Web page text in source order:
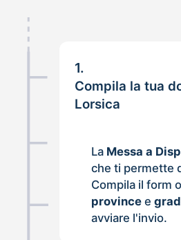
1.
Compila la tua
Lorsica
La Messa a
che ti permette
Compila il form
province e
avviare l'invio.